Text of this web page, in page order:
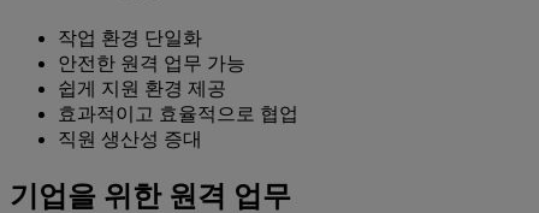
작업 환경 단일화
안전한 원격 업무 가능
쉽게 지원 환경 제공
효과적이고 효율적으로 협업
직원 생산성 증대
기업을 위한 원격 업무